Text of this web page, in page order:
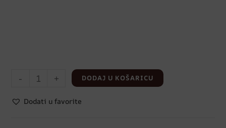
- + DODAJ U KOŠARICU
Dodati u favorite